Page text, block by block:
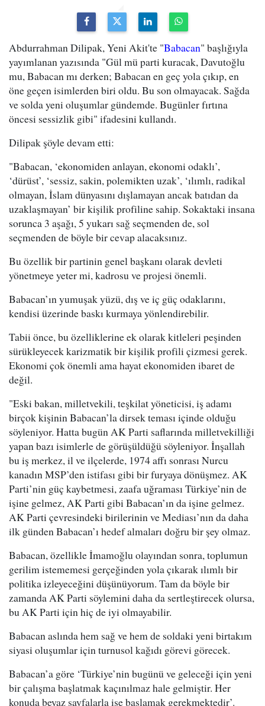
Abdurrahman Dilipak, Yeni Akit'te "Babacan" başlığıyla
yayımlanan yazısında "Gül mü parti kuracak, Davutoğlu
mu, Babacan mı derken; Babacan en geç yola çıkıp, en
öne geçen isimlerden biri oldu. Bu son olmayacak. Sağda
ve solda yeni oluşumlar gündemde. Bugünler fırtına
öncesi sessizlik gibi" ifadesini kullandı.
Dilipak şöyle devam etti:
"Babacan, ‘ekonomiden anlayan, ekonomi odaklı’,
‘dürüst’, ‘sessiz, sakin, polemikten uzak’, ‘ılımlı, radikal
olmayan, İslam dünyasını dışlamayan ancak batıdan da
uzaklaşmayan’ bir kişilik profiline sahip. Sokaktaki insana
sorunca 3 aşağı, 5 yukarı sağ seçmenden de, sol
seçmenden de böyle bir cevap alacaksınız.
Bu özellik bir partinin genel başkanı olarak devleti
yönetmeye yeter mi, kadrosu ve projesi önemli.
Babacan’ın yumuşak yüzü, dış ve iç güç odaklarını,
kendisi üzerinde baskı kurmaya yönlendirebilir.
Tabii önce, bu özelliklerine ek olarak kitleleri peşinden
sürükleyecek karizmatik bir kişilik profili çizmesi gerek.
Ekonomi çok önemli ama hayat ekonomiden ibaret de
değil.
"Eski bakan, milletvekili, teşkilat yöneticisi, iş adamı
birçok kişinin Babacan’la dirsek teması içinde olduğu
söyleniyor. Hatta bugün AK Parti saflarında milletvekilliği
yapan bazı isimlerle de görüşüldüğü söyleniyor. İnşallah
bu iş merkez, il ve ilçelerde, 1974 affı sonrası Nurcu
kanadın MSP’den istifası gibi bir furyaya dönüşmez. AK
Parti’nin güç kaybetmesi, zaafa uğraması Türkiye’nin de
işine gelmez, AK Parti gibi Babacan’ın da işine gelmez.
AK Parti çevresindeki birilerinin ve Mediası’nın da daha
ilk günden Babacan’ı hedef almaları doğru bir şey olmaz.
Babacan, özellikle İmamoğlu olayından sonra, toplumun
gerilim istememesi gerçeğinden yola çıkarak ılımlı bir
politika izleyeceğini düşünüyorum. Tam da böyle bir
zamanda AK Parti söylemini daha da sertleştirecek olursa,
bu AK Parti için hiç de iyi olmayabilir.
Babacan aslında hem sağ ve hem de soldaki yeni birtakım
siyasi oluşumlar için turnusol kağıdı görevi görecek.
Babacan’a göre ‘Türkiye’nin bugünü ve geleceği için yeni
bir çalışma başlatmak kaçınılmaz hale gelmiştir. Her
konuda beyaz sayfalarla işe başlamak gerekmektedir’.